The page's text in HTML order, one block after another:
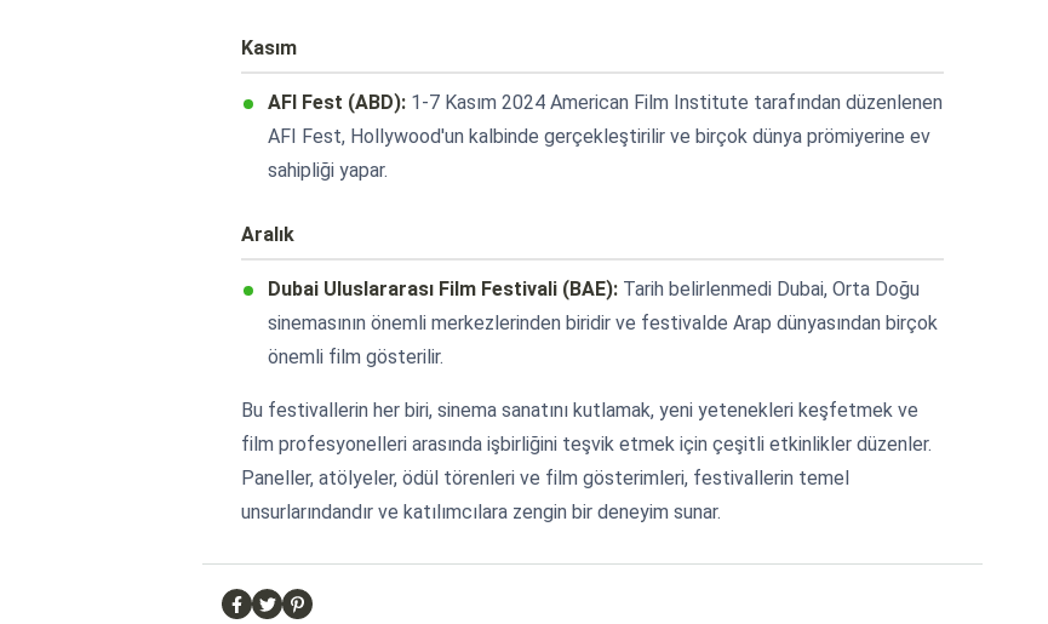
Kasım
AFI Fest (ABD): 1-7 Kasım 2024 American Film Institute tarafından düzenlenen
AFI Fest, Hollywood'un kalbinde gerçekleştirilir ve birçok dünya prömiyerine ev
sahipliği yapar.
Aralık
Dubai Uluslararası Film Festivali (BAE): Tarih belirlenmedi Dubai, Orta Doğu
sinemasının önemli merkezlerinden biridir ve festivalde Arap dünyasından birçok
önemli film gösterilir.
Bu festivallerin her biri, sinema sanatını kutlamak, yeni yetenekleri keşfetmek ve
film profesyonelleri arasında işbirliğini teşvik etmek için çeşitli etkinlikler düzenler.
Paneller, atölyeler, ödül törenleri ve film gösterimleri, festivallerin temel
unsurlarındandır ve katılımcılara zengin bir deneyim sunar.